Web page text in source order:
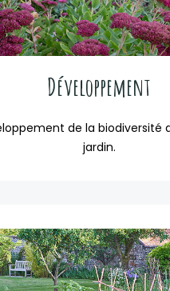
Développement
de la biodiversité
jardin.